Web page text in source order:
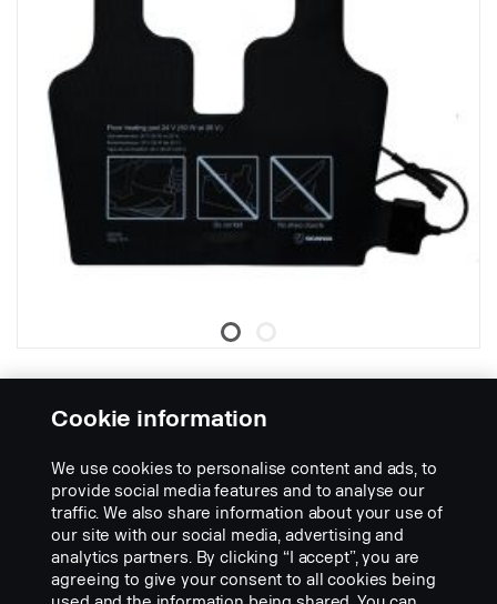
Universele 24V-set
Part Description:
Een slimme oplossing om de vloer warm en droog te houden.
Eenvoudig op de bestaande vloermat te leggen. Deze uitvoering is
aan te sluiten op een 24V-aansluiting van een willekeurig model.
Ook verkrijgbaar in een uitvoering die aan te sluiten is op de
stoelverwarming. Beide uitvoeringen zijn te gebruiken aan
Cookie information
We use cookies to personalise content and ads, to
provide social media features and to analyse our
traffic. We also share information about your use of
our site with our social media, advertising and
analytics partners. By clicking “I accept”, you are
agreeing to give your consent to all cookies being